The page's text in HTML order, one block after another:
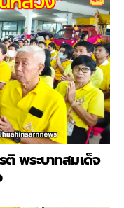
ติ พระบาทสมเด็จ